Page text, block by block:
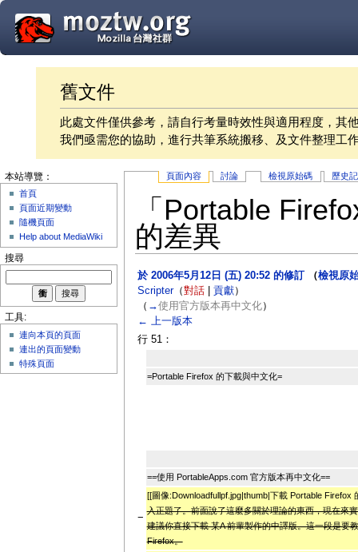
舊文件
此處文件僅供參考，請自行考量時效性與適用程度，其
我們亟需您的協助，進行共筆系統搬移、及文件整理工
頁面內容 討論 檢視原始碼 歷史
「Portable
的差異
於 2006年5月12日 (五) 20:52 的修訂 （檢視原
Scripter（對話| 貢獻）
（ →使用官方版本再中文化）
← 上一版本
行 51：
=Portable Firefox 的下載與中文化=
==使用 PortableApps.com 官方版本再中文化==
−
[[圖像:Downloadfullpf.jpg|thumb|下載 Portable Firefox
入正題了。前面說了這麼多關於理論的東西，現在來
建議你直接下載 某A 前輩製作的中譯版。這一段是要
Firefox。
本站導覽：
首頁
頁面近期變動
隨機頁面
Help about MediaWiki
搜尋
工具:
連向本頁的頁面
連出的頁面變動
特殊頁面